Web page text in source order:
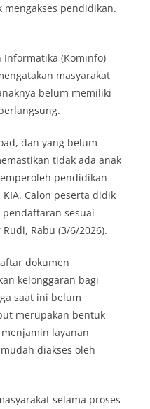
mengakses pendidikan.
Informatika (Kominfo)
masyarakat
belum memiliki
dan yang belum
tidak ada anak
pendidikan
Calon peserta didik
sesuai
Rabu (3/6/2026).
dokumen
kelonggaran bagi
saat ini belum
merupakan bentuk
layanan
diakses oleh
selama proses